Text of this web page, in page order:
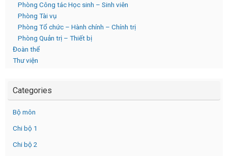
Phòng Công tác Học sinh – Sinh viên
Phòng Tài vụ
Phòng Tổ chức – Hành chính – Chính trị
Phòng Quản trị – Thiết bị
Đoàn thể
Thư viện
Categories
Bộ môn
Chi bộ 1
Chi bộ 2